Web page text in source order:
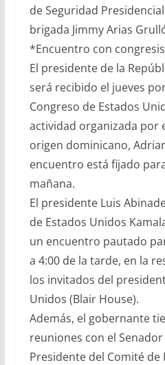
de Seguridad
brigada Jimmy Arias
*Encuentro con
El presidente de la
será recibido el jueves
Congreso de Estados
actividad organizada por
origen dominicano,
encuentro está fijado
mañana.
El presidente Luis
de Estados Unidos
un encuentro pautado
a 4:00 de la tarde, en la
los invitados del
Unidos (Blair House).
Además, el gobernante
reuniones con el
Presidente del Comité de